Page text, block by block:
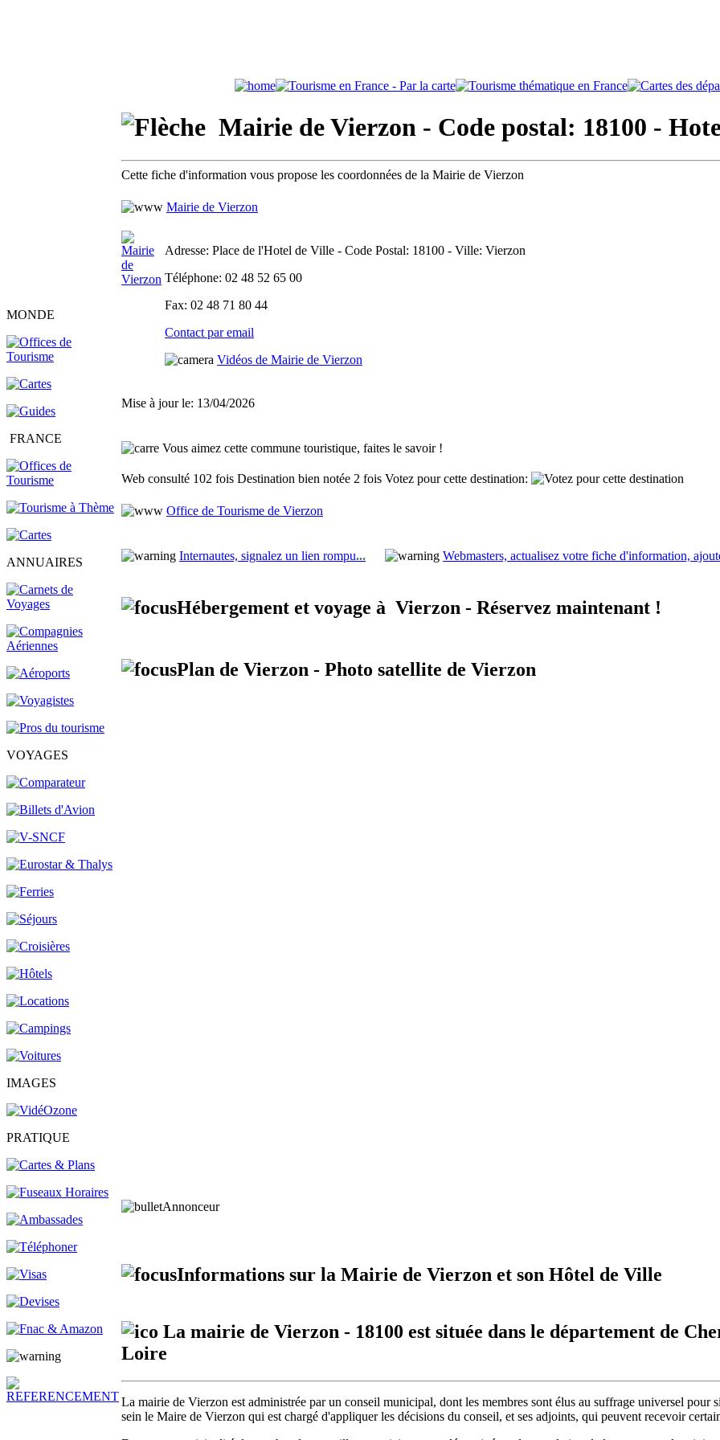
MONDE
FRANCE
ANNUAIRES
VOYAGES
IMAGES
PRATIQUE
Mairie de Vierzon - Code postal: 18100 -
Cette fiche d'information vous propose les coordonnées de la Mairie de Vierzon
Mairie de Vierzon
Adresse: Place de l'Hotel de Ville - Code Postal: 18100 - Ville: Vierzon
Téléphone: 02 48 52 65 00
Fax: 02 48 71 80 44
Contact par email
Vidéos de Mairie de Vierzon
Mise à jour le: 13/04/2026
Vous aimez cette commune touristique, faites le savoir !
Web consulté 102 fois Destination bien notée 2 fois Votez pour cette destination:
Office de Tourisme de Vierzon
Internautes, signalez un lien rompu... Webmasters, actualisez votre fiche d'information,
Hébergement et voyage à Vierzon - Réservez maintenant !
Plan de Vierzon - Photo satellite de Vierzon
Annonceur
Informations sur la Mairie de Vierzon et son Hôtel de Ville
La mairie de Vierzon - 18100 est située dans le département de
Loire
La mairie de Vierzon est administrée par un conseil municipal, dont les membres sont élus au suffrage universel pour
sein le Maire de Vierzon qui est chargé d'appliquer les décisions du conseil, et ses adjoints, qui peuvent recevoir